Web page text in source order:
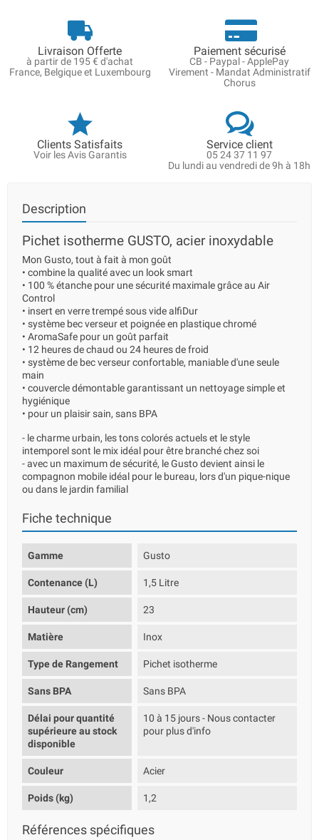
Livraison Offerte
à partir de 195 € d'achat
France, Belgique et Luxembourg
Paiement sécurisé
CB - Paypal - ApplePay
Virement - Mandat Administratif
Chorus
Clients Satisfaits
Voir les Avis Garantis
Service client
05 24 37 11 97
Du lundi au vendredi de 9h à 18h
Description
Pichet isotherme GUSTO, acier inoxydable
Mon Gusto, tout à fait à mon goût
• combine la qualité avec un look smart
• 100 % étanche pour une sécurité maximale grâce au Air
Control
• insert en verre trempé sous vide alfiDur
• système bec verseur et poignée en plastique chromé
• AromaSafe pour un goût parfait
• 12 heures de chaud ou 24 heures de froid
• système de bec verseur confortable, maniable d'une seule
main
• couvercle démontable garantissant un nettoyage simple et
hygiénique
• pour un plaisir sain, sans BPA
- le charme urbain, les tons colorés actuels et le style
intemporel sont le mix idéal pour être branché chez soi
- avec un maximum de sécurité, le Gusto devient ainsi le
compagnon mobile idéal pour le bureau, lors d'un pique-nique
ou dans le jardin familial
Fiche technique
Gamme Gusto
Contenance (L) 1,5 Litre
Hauteur (cm) 23
Matière Inox
Type de Rangement Pichet isotherme
Sans BPA Sans BPA
Délai pour quantité
supérieure au stock
disponible
10 à 15 jours - Nous contacter
pour plus d'info
Couleur Acier
Poids (kg) 1,2
Références spécifiques